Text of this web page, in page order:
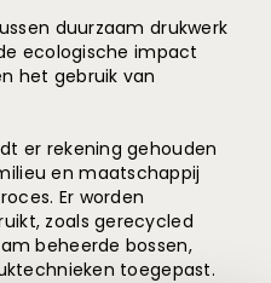
duurzaam drukwerk
ecologische impact
het gebruik van
er rekening gehouden
en maatschappij
Er worden
zoals gerecycled
beheerde bossen,
toegepast.